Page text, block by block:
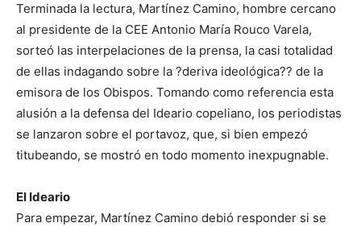
Terminada la lectura, Martínez Camino, hombre cercano
al presidente de la CEE Antonio María Rouco Varela,
sorteó las interpelaciones de la prensa, la casi totalidad
de ellas indagando sobre la ?deriva ideológica?? de la
emisora de los Obispos. Tomando como referencia esta
alusión a la defensa del Ideario copeliano, los periodistas
se lanzaron sobre el portavoz, que, si bien empezó
titubeando, se mostró en todo momento inexpugnable.
El Ideario
Para empezar, Martínez Camino debió responder si se